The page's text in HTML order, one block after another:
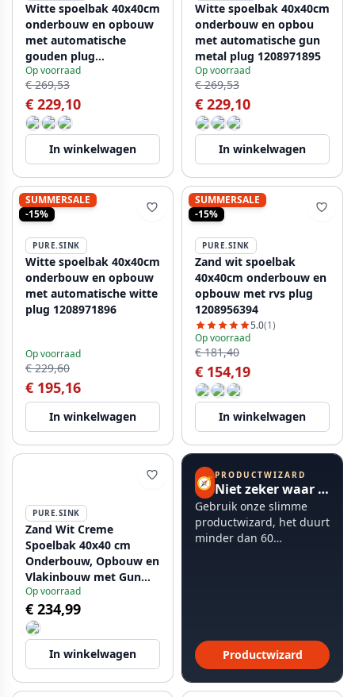
Witte spoelbak 40x40cm
onderbouw en opbouw
met automatische
gouden plug
1208971894
Op voorraad
€ 269,53
€ 229,10
In winkelwagen
Witte spoelbak 40x40cm
onderbouw en opbou
met automatische gun
metal plug 1208971895
Op voorraad
€ 269,53
€ 229,10
In winkelwagen
SUMMERSALE
-15%
PURE.SINK
Witte spoelbak 40x40cm
onderbouw en opbouw
met automatische witte
plug 1208971896
Op voorraad
€ 229,60
€ 195,16
In winkelwagen
SUMMERSALE
-15%
PURE.SINK
Zand wit spoelbak
40x40cm onderbouw en
opbouw met rvs plug
1208956394
5.0(1)
Op voorraad
€ 181,40
€ 154,19
In winkelwagen
PURE.SINK
Zand Wit Creme
Spoelbak 40x40 cm
Onderbouw, Opbouw en
Vlakinbouw met Gun
Metal Plug 1208970539
Op voorraad
€ 234,99
In winkelwagen
🧭 PRODUCTWIZARD
Niet zeker waar te beginnen?
Gebruik onze slimme
productwizard, het duurt
minder dan 60
Productwizard